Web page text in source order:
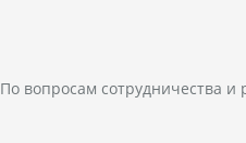
По вопросам сотрудничества